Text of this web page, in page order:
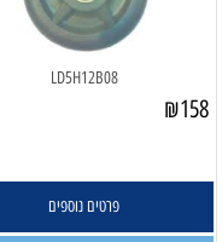
LD5H12B08
₪158
פרטים נוספים